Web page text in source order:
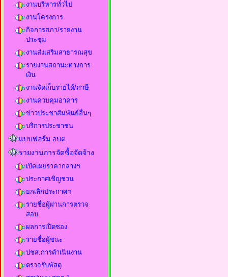
งานบริหารทั่วไป
งานโครงการ
กิจการสภา/รายงาน
ประชุม
งานส่งเสริมสาธารณสุข
รายงานสถานะทางการ
เงิน
งานจัดเก็บรายได้/ภาษี
งานควบคุมอาคาร
ข่าวประชาสัมพันธ์อื่นๆ
บริการประชาชน
แบบฟอร์ม อบต.
รายงานการจัดซื้อจัดจ้าง
เปิดเผยราคากลางฯ
ประกาศเชิญชวน
ยกเลิกประกาศฯ
รายชื่อผู้ผ่านการตรวจ
สอบ
ผลการเปิดซอง
รายชื่อผู้ชนะ
ปชส.การดำเนินงาน
ตรวจรับพัสดุ